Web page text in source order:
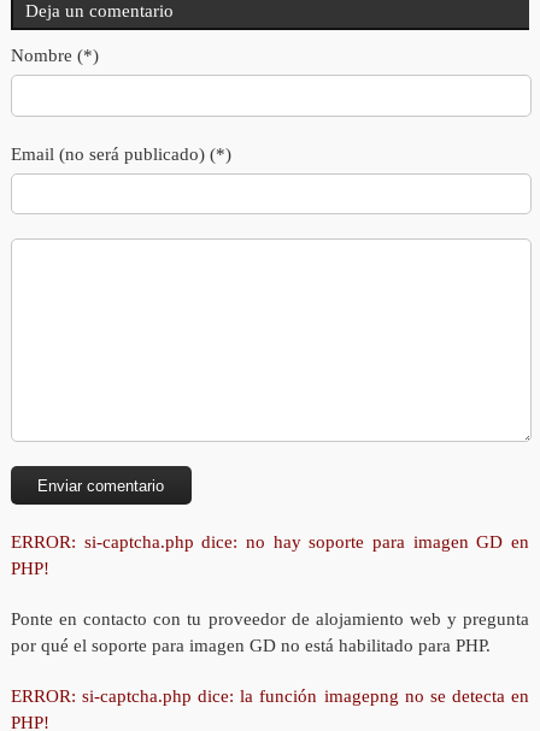
Deja un comentario
Nombre (*)
Email (no será publicado) (*)
ERROR: si-captcha.php dice: no hay soporte para imagen GD en
PHP!
Ponte en contacto con tu proveedor de alojamiento web y pregunta
por qué el soporte para imagen GD no está habilitado para PHP.
ERROR: si-captcha.php dice: la función imagepng no se detecta en
PHP!